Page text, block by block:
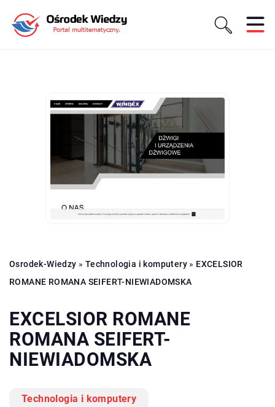
Osrodek-Wiedzy » Technologia i komputery » EXCELSIOR
ROMANE ROMANA SEIFERT-NIEWIADOMSKA
EXCELSIOR ROMANE
ROMANA SEIFERT-
NIEWIADOMSKA
Technologia i komputery